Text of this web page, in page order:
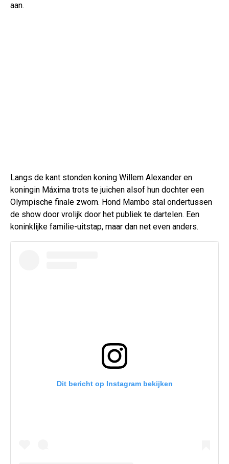
aan.
Langs de kant stonden koning Willem Alexander en
koningin Máxima trots te juichen alsof hun dochter een
Olympische finale zwom. Hond Mambo stal ondertussen
de show door vrolijk door het publiek te dartelen. Een
koninklijke familie-uitstap, maar dan net even anders.
Dit bericht op Instagram bekijken